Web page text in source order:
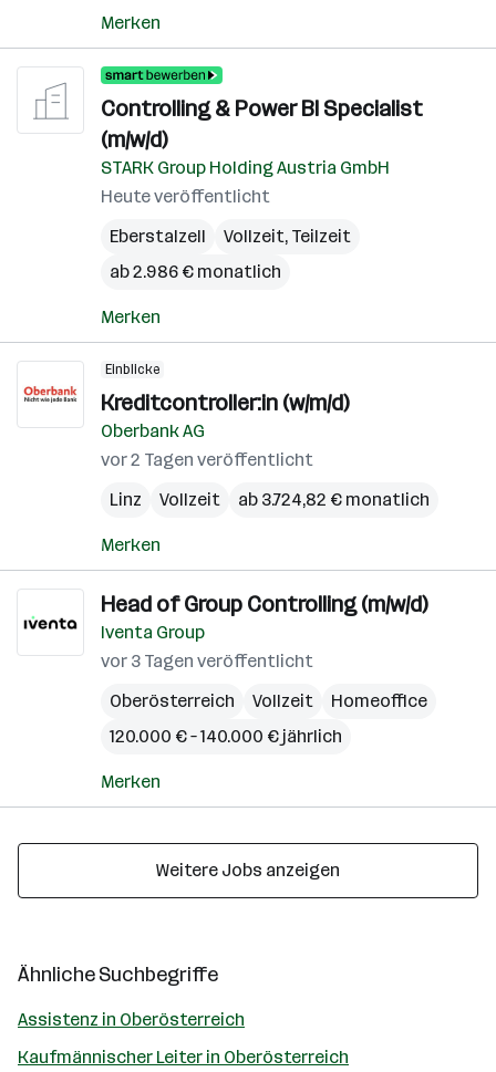
Merken
Controlling & Power BI Specialist
(m/w/d)
STARK Group Holding Austria GmbH
Heute veröffentlicht
Eberstalzell
Vollzeit, Teilzeit
ab 2.986 € monatlich
Merken
Einblicke
Kreditcontroller:in (w/m/d)
Oberbank AG
vor 2 Tagen veröffentlicht
Linz
Vollzeit ab 3.724,82 € monatlich
Merken
Head of Group Controlling (m/w/d)
Iventa Group
vor 3 Tagen veröffentlicht
Oberösterreich
Vollzeit
Homeoffice
120.000 € – 140.000 € jährlich
Merken
Weitere Jobs anzeigen
Ähnliche Suchbegriffe
Assistenz in Oberösterreich
Kaufmännischer Leiter in Oberösterreich